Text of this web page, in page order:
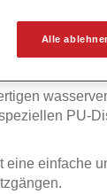
PU-
eine einfache
Alle